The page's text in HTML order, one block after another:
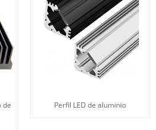
de
Perfil LED de aluminio